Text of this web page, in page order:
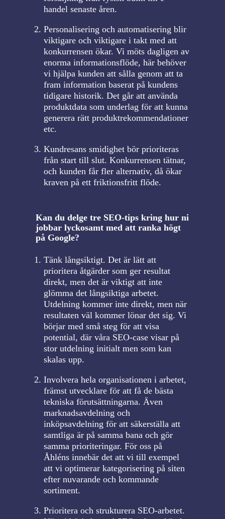
handel senaste åren.
Personalisering och automatisering blir
viktigare och viktigare i takt med att
konkurrensen ökar. Vi möts dagligen av
enorma informationsflöde, här behöver
vi hjälpa kunden att sålla genom att ta
fram information baserat på kundens
tidigare historik. Det går att använda
produktdata som underlag för att kunna
generera rätt produktrekommendationer
etc.
Kundresans smidighet bör prioriteras
från start till slut. Konkurrensen tätnar,
och kunden får fler alternativ, då ökar
kraven på ett friktionsfritt flöde.
Kan du delge tre SEO-tips kring hur ni
jobbar lyckosamt med att ranka högt
på Google?
Tänk långsiktigt. Det är lätt att
prioritera åtgärder som ger resultat
direkt, men det är viktigt att inte
glömma det långsiktiga arbetet.
Utdelning kommer inte direkt, men när
resultaten väl kommer lönar det sig. Vi
börjar med små steg för att visa
potential, där våra SEO-case visar på
stor utdelning initialt men som kan
skalas upp.
Involvera hela organisationen i arbetet,
främst utvecklare för att få de bästa
tekniska förutsättningarna. Även
marknadsavdelning och
inköpsavdelning för att säkerställa att
samtliga är på samma bana och gör
samma prioriteringar. För oss på
Åhléns innebär det att vi till exempel
att vi optimerar kategorisering på siten
efter nuvarande och kommande
sortiment.
Prioritera och strukturera SEO-arbetet.